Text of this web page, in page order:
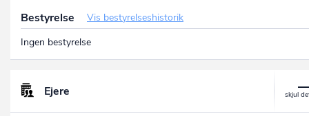
Bestyrelse
Vis bestyrelseshistorik
Ingen bestyrelse
Ejere